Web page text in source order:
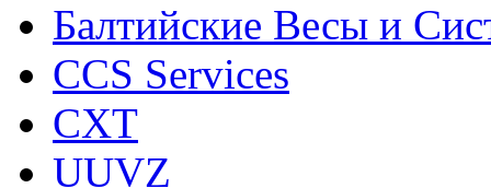
Балтийские Весы и
CCS Services
CXT
UUVZ